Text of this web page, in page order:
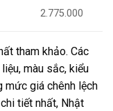
2.775.000
tham khảo. Các
màu sắc, kiểu
mức giá chênh lệch
tiết nhất, Nhật